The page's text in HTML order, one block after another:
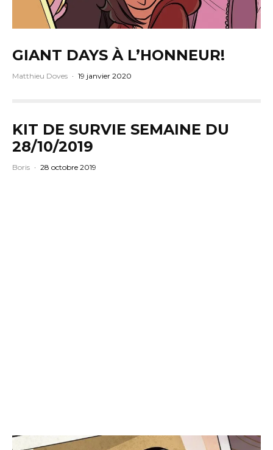
GIANT DAYS À L’HONNEUR!
Matthieu Doves · 19 janvier 2020
KIT DE SURVIE SEMAINE DU
28/10/2019
Boris · 28 octobre 2019